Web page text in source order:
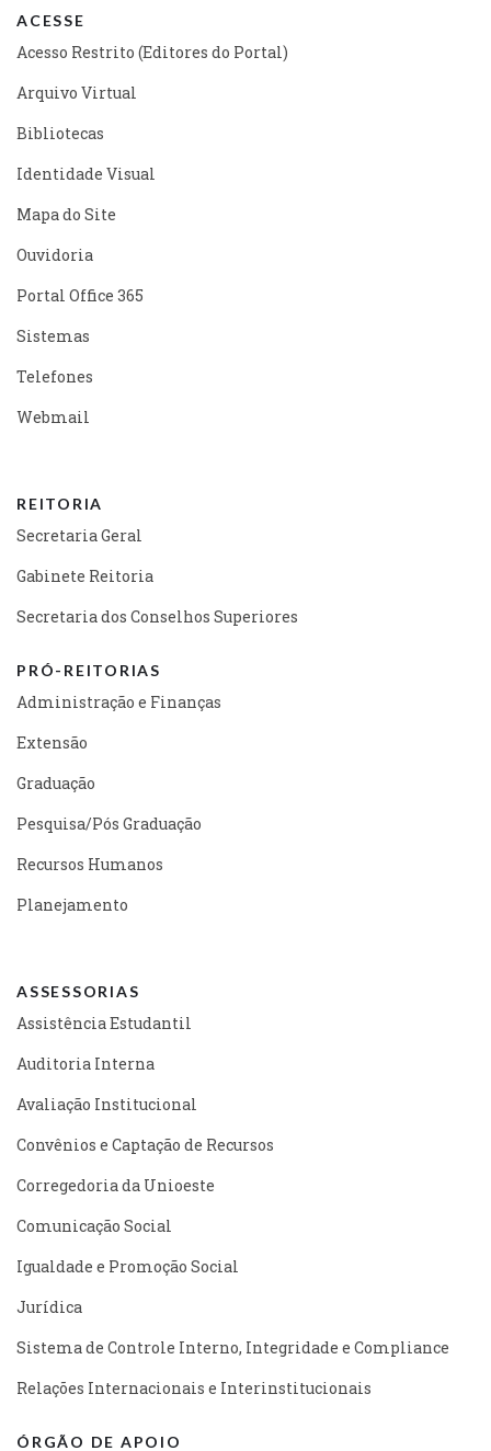
ACESSE
Acesso Restrito (Editores do Portal)
Arquivo Virtual
Bibliotecas
Identidade Visual
Mapa do Site
Ouvidoria
Portal Office 365
Sistemas
Telefones
Webmail
REITORIA
Secretaria Geral
Gabinete Reitoria
Secretaria dos Conselhos Superiores
PRÓ-REITORIAS
Administração e Finanças
Extensão
Graduação
Pesquisa/Pós Graduação
Recursos Humanos
Planejamento
ASSESSORIAS
Assistência Estudantil
Auditoria Interna
Avaliação Institucional
Convênios e Captação de Recursos
Corregedoria da Unioeste
Comunicação Social
Igualdade e Promoção Social
Jurídica
Sistema de Controle Interno, Integridade e Compliance
Relações Internacionais e Interinstitucionais
ÓRGÃO DE APOIO